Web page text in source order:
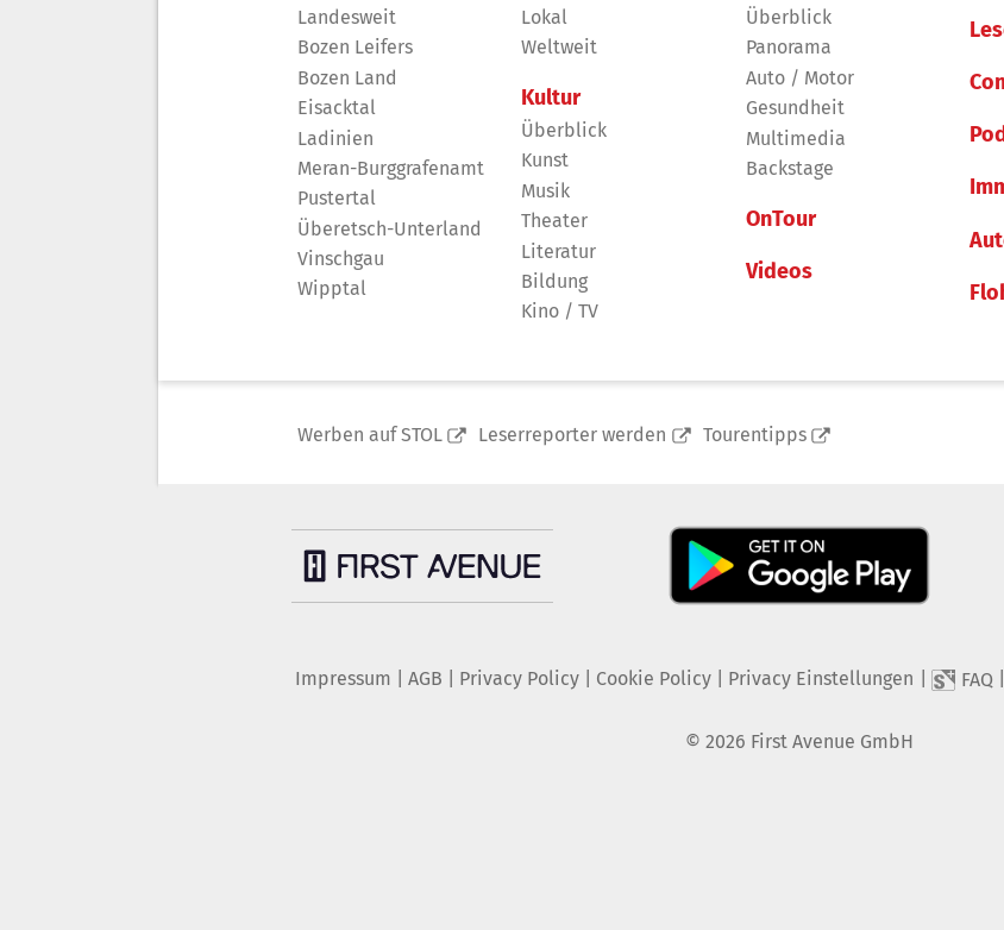
Landesweit
Bozen Leifers
Bozen Land
Eisacktal
Ladinien
Meran-Burggrafenamt
Pustertal
Überetsch-Unterland
Vinschgau
Wipptal
Lokal
Weltweit
Kultur
Überblick
Kunst
Musik
Theater
Literatur
Bildung
Kino / TV
Überblick
Panorama
Auto / Motor
Gesundheit
Multimedia
Backstage
OnTour
Videos
Werben auf STOL Leserreporter werden Tourentipps
Impressum AGB Privacy Policy| Cookie Policy| Privacy Einstellungen FAQ
© 2026 First Avenue GmbH